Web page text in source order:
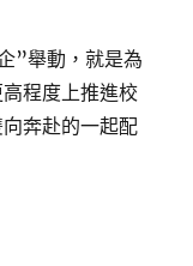
”舉動，就是為
程度上推進校
奔赴的一起配